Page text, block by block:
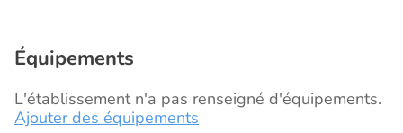
Équipements
L'établissement n'a pas renseigné d'équipements.
Ajouter des équipements